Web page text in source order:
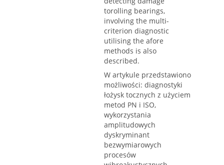
torolling bearings,
involving the multi-
criterion diagnostic
utilising the afore
methods is also
described.
W artykule przedstawiono
możliwości: diagnostyki
łożysk tocznych z użyciem
metod PN i ISO,
wykorzystania
amplitudowych
dyskryminant
bezwymiarowych
procesów